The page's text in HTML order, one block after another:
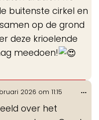
buitenste cirkel en
op de grond
deze krioelende
meedoen!
2026 om 11:15
over het
...